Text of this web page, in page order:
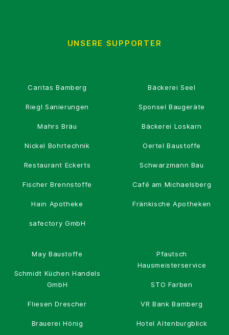
UNSERE SUPPORTER
Caritas Bamberg
Riegl Sanierungen
Mahrs Bräu
Nickel Bohrtechnik
Restaurant Eckerts
Fischer Brennstoffe
Hain Apotheke
safectory GmbH
Bäckerei Seel
Sponsel Baugeräte
Bäckerei Loskarn
Oertel Baustoffe
Schwarzmann Bau
Café am Michaelsberg
Fränkische Apotheken
May Baustoffe
Schmidt Küchen Handels
GmbH
Fliesen Drescher
Brauerei Hönig
Pfautsch
Hausmeisterservice
STO Farben
VR Bank Bamberg
Hotel Altenburgblick